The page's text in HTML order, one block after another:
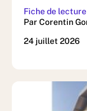
Fiche de lecture
24 juillet 2026